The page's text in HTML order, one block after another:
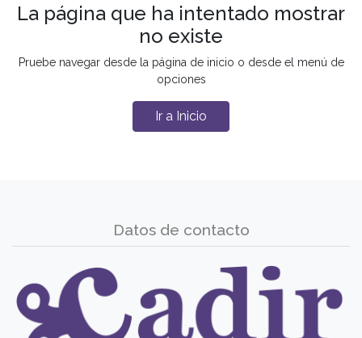
La página que ha intentado mostrar
no existe
Pruebe navegar desde la página de inicio o desde el menú de
opciones
Ir a Inicio
Datos de contacto